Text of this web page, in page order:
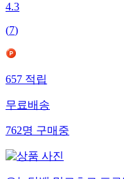
4.3
(7)
657적립
무료배송
762명구매중